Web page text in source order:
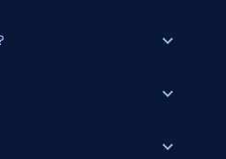
expand_more
expand_more
expand_more